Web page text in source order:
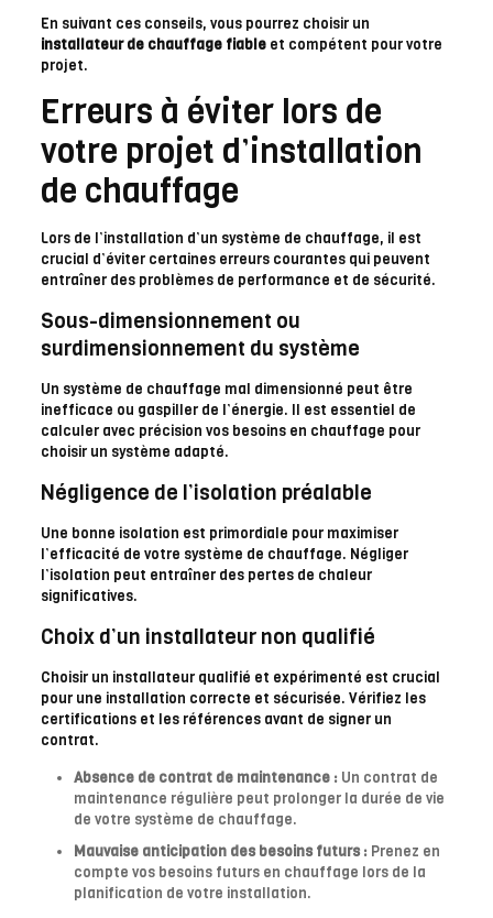
En suivant ces conseils, vous pourrez choisir un
installateur de chauffage fiableet compétent pour votre
projet.
Erreurs à éviter lors de
votre projet d’installation
de chauffage
Lors de l’installation d’un système de chauffage, il est
crucial d’éviter certaines erreurs courantes qui peuvent
entraîner des problèmes de performance et de sécurité.
Sous-dimensionnement ou
surdimensionnement du système
Un système de chauffage mal dimensionné peut être
inefficace ou gaspiller de l’énergie. Il est essentiel de
calculer avec précision vos besoins en chauffage pour
choisir un système adapté.
Négligence de l’isolation préalable
Une bonne isolation est primordiale pour maximiser
l’efficacité de votre système de chauffage. Négliger
l’isolation peut entraîner des pertes de chaleur
significatives.
Choix d’un installateur non qualifié
Choisir un installateur qualifié et expérimenté est crucial
pour une installation correcte et sécurisée. Vérifiez les
certifications et les références avant de signer un
contrat.
Absence de contrat de maintenance :Un contrat de
maintenance régulière peut prolonger la durée de vie
de votre système de chauffage.
Mauvaise anticipation des besoins futurs :Prenez en
compte vos besoins futurs en chauffage lors de la
planification de votre installation.